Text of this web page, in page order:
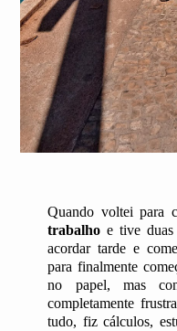
Quando voltei para
trabalho e tive duas
acordar tarde e
para finalmente
no papel, mas
completamente
tudo, fiz cálculos,